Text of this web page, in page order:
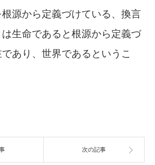
源から定義づけている、換言
生命であると根源から定義づ
あり、世界であるというこ
次の記事